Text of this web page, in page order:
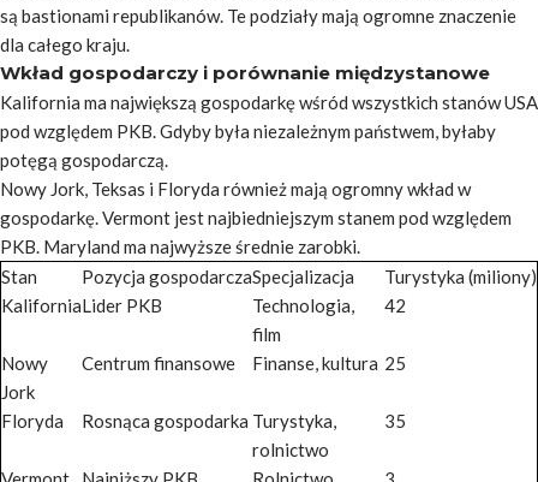
są bastionami republikanów. Te podziały mają ogromne znaczenie
dla całego kraju.
Wkład gospodarczy i porównanie międzystanowe
Kalifornia ma największą gospodarkę wśród wszystkich stanów USA
pod względem PKB. Gdyby była niezależnym państwem, byłaby
potęgą gospodarczą.
Nowy Jork, Teksas i Floryda również mają ogromny wkład w
gospodarkę. Vermont jest najbiedniejszym stanem pod względem
PKB. Maryland ma najwyższe średnie zarobki.
Stan
Pozycja gospodarczaSpecjalizacja
Turystyka (miliony)
KaliforniaLider PKB
Technologia,
film
42
Nowy
Jork
Centrum finansowe Finanse, kultura 25
Floryda Rosnąca gospodarka Turystyka,
rolnictwo
35